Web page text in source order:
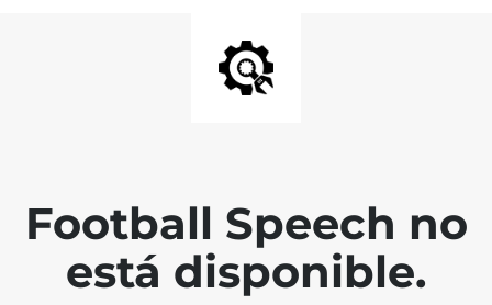
Football Speech no
está disponible.